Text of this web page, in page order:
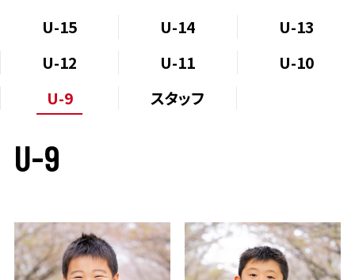
U-15 U-14
U-13
U-12
U-11
U-10
U-9
スタッフ
U-9